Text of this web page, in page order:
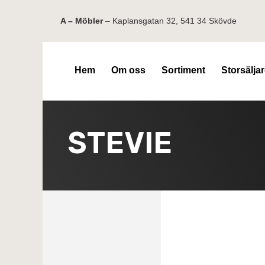
Hem Om oss Sortiment
A – Möbler– Kaplansgatan 32, 541 34 Skövde
STEVIE